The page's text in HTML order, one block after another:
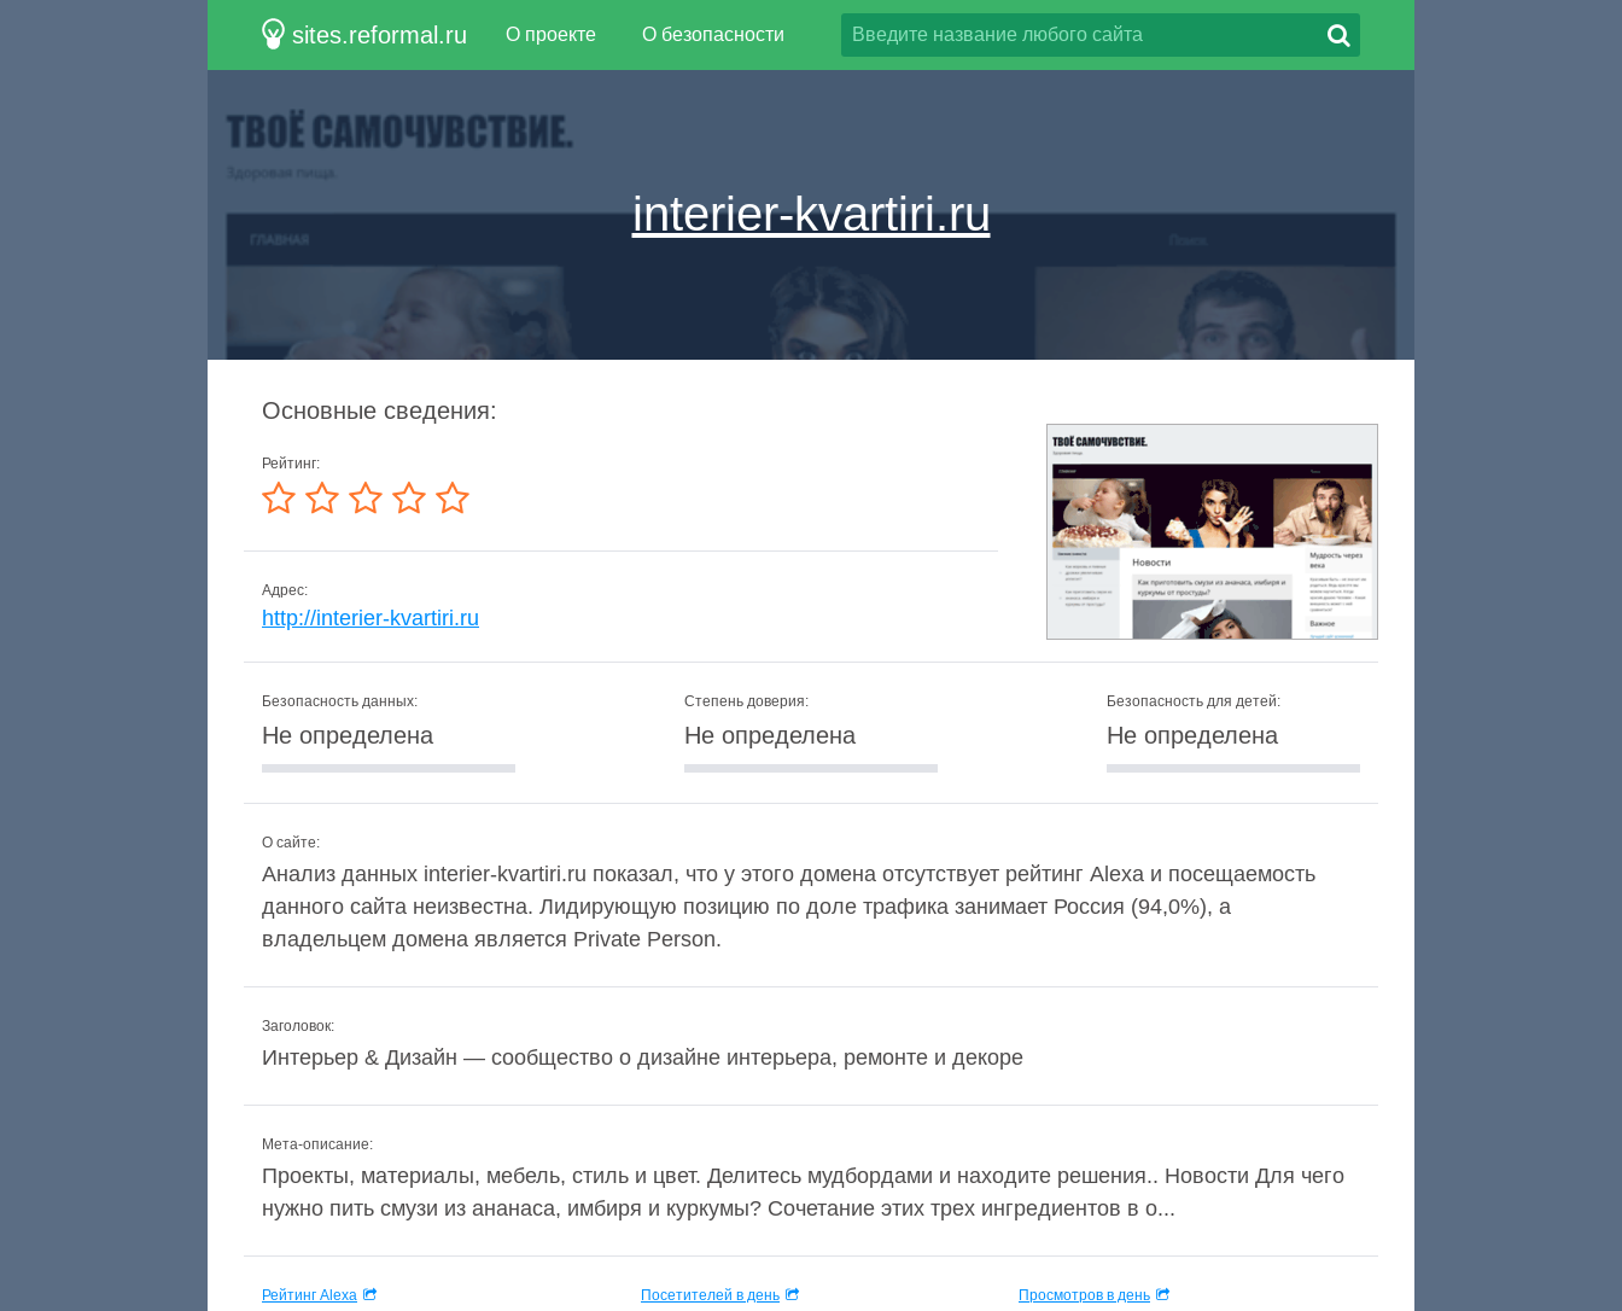
sites.reformal.ru О проекте О безопасности
interier-kvartiri.ru
Основные сведения:
Рейтинг:
Адрес:
http://interier-kvartiri.ru
Безопасность данных:
Не определена
Степень доверия:
Не определена
Безопасность для детей:
Не определена
О сайте:
Анализ данных interier-kvartiri.ru показал, что у этого домена отсутствует рейтинг Alexa и посещаемость
данного сайта неизвестна. Лидирующую позицию по доле трафика занимает Россия (94,0%), а
владельцем домена является Private Person.
Заголовок:
Интерьер & Дизайн — сообщество о дизайне интерьера, ремонте и декоре
Мета-описание:
Проекты, материалы, мебель, стиль и цвет. Делитесь мудбордами и находите решения.. Новости Для чего
нужно пить смузи из ананаса, имбиря и куркумы? Сочетание этих трех ингредиентов в о...
Рейтинг Alexa Посетителей в день Просмотров в день